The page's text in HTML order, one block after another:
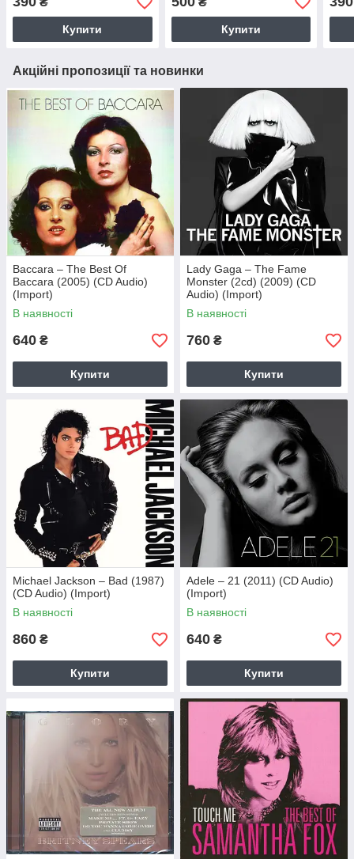
Купити Купити
Акційні пропозиції та новинки
Baccara – The Best Of
Baccara (2005) (CD Audio)
(Import)
В наявності
640 ₴
Купити
Lady Gaga – The Fame
Monster (2cd) (2009) (CD
Audio) (Import)
В наявності
760 ₴
Купити
Michael Jackson – Bad (1987)
(CD Audio) (Import)
В наявності
860 ₴
Купити
Adele – 21 (2011) (CD Audio)
(Import)
В наявності
640 ₴
Купити